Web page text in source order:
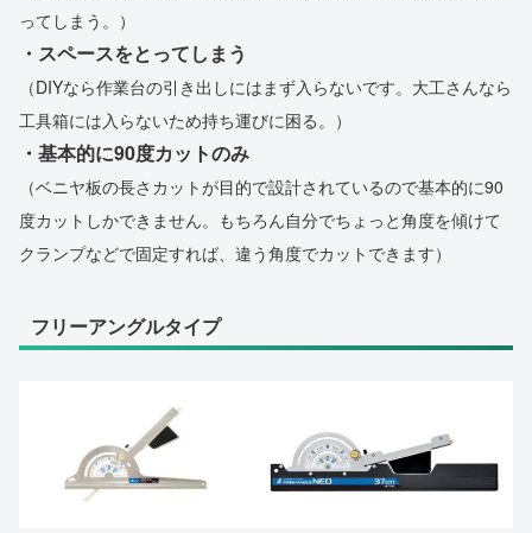
ってしまう。）
・スペースをとってしまう
（DIYなら作業台の引き出しにはまず入らないです。大工さんなら
工具箱には入らないため持ち運びに困る。）
・基本的に90度カットのみ
（ベニヤ板の長さカットが目的で設計されているので基本的に90
度カットしかできません。もちろん自分でちょっと角度を傾けて
クランプなどで固定すれば、違う角度でカットできます）
フリーアングルタイプ